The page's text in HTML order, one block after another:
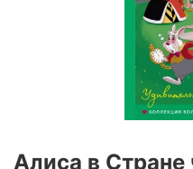
Алиса в Стране